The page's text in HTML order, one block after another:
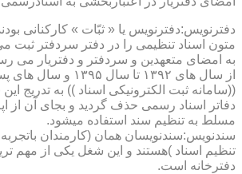
دفترنویس:دفترنویس یا « ثبّات » کارکنانی
متون اسناد تنظیمی را در دفتر سردفتر ثبت می
به امضای متعهدین و سردفتر و دفتریار می
از سال های ۱۳۹۲ تا سال
((سامانه ثبت الکترونیکی اسناد )) به تدریج
دفاتر اسناد رسمی حذف گردید و بجای آن از
مسلط به تنظیم سند استفاده میشود.
سندنویس:سندنویسان همان (کارمندان
تنظیم اسناد )هستند و این شغل یکی از مهم
دفترخانه است.